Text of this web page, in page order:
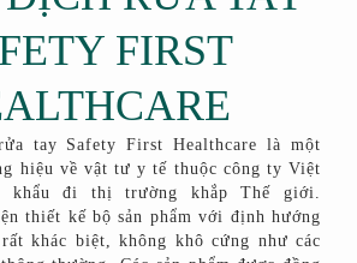
FIRST
tay Safety First Healthcare là một
hiệu về vật tư y tế thuộc công ty Việt
khẩu đi thị trường khắp Thế giới.
thiết kế bộ sản phẩm với định hướng
khác biệt, không khô cứng như các